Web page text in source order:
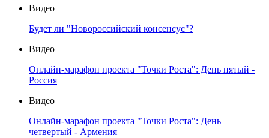
Видео
Будет ли "Новороссийский консенсус"?
Видео
Онлайн-марафон проекта "Точки Роста": День пятый -
Россия
Видео
Онлайн-марафон проекта "Точки Роста": День
четвертый - Армения